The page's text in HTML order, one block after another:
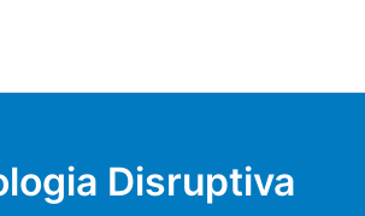
Disruptiva